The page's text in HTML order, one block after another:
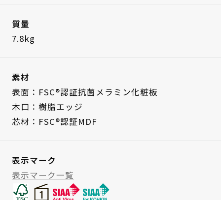
質量
7.8kg
素材
表面：FSC®認証抗菌メラミン化粧板
木口：樹脂エッジ
芯材：FSC®認証MDF
表示マーク
表示マーク一覧